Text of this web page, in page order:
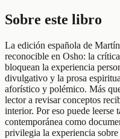
Sobre este libro
La edición española de
reconocible en Osho: la
bloquean la experiencia
divulgativo y la prosa
aforístico y polémico. Más
lector a revisar conceptos
interior. Por eso puede
contemporánea como
privilegia la experiencia